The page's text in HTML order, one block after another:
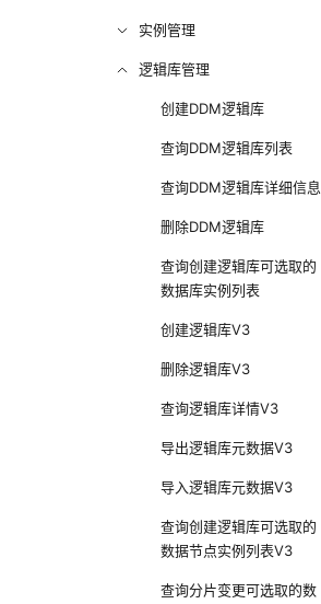
实例管理
逻辑库管理
创建DDM逻辑库
查询DDM逻辑库列表
查询DDM逻辑库详细信息
删除DDM逻辑库
查询创建逻辑库可选取的
数据库实例列表
创建逻辑库V3
删除逻辑库V3
查询逻辑库详情V3
导出逻辑库元数据V3
导入逻辑库元数据V3
查询创建逻辑库可选取的
数据节点实例列表V3
查询分片变更可选取的数